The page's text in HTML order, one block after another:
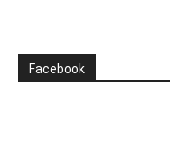
Facebook